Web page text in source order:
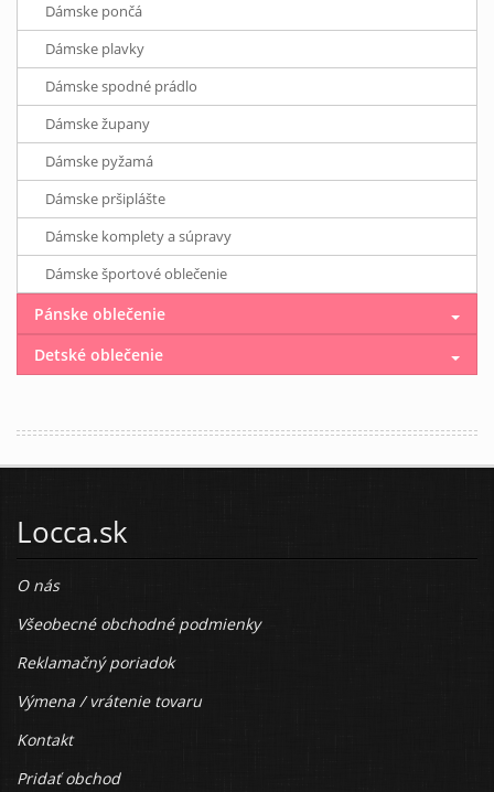
Dámske pončá
Dámske plavky
Dámske spodné prádlo
Dámske župany
Dámske pyžamá
Dámske pršiplášte
Dámske komplety a súpravy
Dámske športové oblečenie
Pánske oblečenie
Detské oblečenie
Locca.sk
O nás
Všeobecné obchodné podmienky
Reklamačný poriadok
Výmena / vrátenie tovaru
Kontakt
Pridať obchod